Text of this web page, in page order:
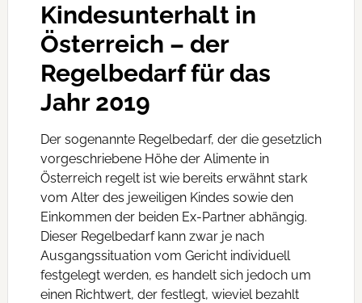
Kindesunterhalt in
Österreich – der
Regelbedarf für das
Jahr 2019
Der sogenannte Regelbedarf, der die gesetzlich
vorgeschriebene Höhe der Alimente in
Österreich regelt ist wie bereits erwähnt stark
vom Alter des jeweiligen Kindes sowie den
Einkommen der beiden Ex-Partner abhängig.
Dieser Regelbedarf kann zwar je nach
Ausgangssituation vom Gericht individuell
festgelegt werden, es handelt sich jedoch um
einen Richtwert, der festlegt, wieviel bezahlt